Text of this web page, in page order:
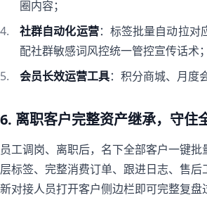
圈内容；
社群自动化运营：标签批量自动拉对
配社群敏感词风控统一管控宣传话术；
会员长效运营工具：积分商城、月度
6. 离职客户完整资产继承，守住
员工调岗、离职后，名下全部客户一键
层标签、完整消费订单、跟进日志、售
新对接人员打开客户侧边栏即可完整复